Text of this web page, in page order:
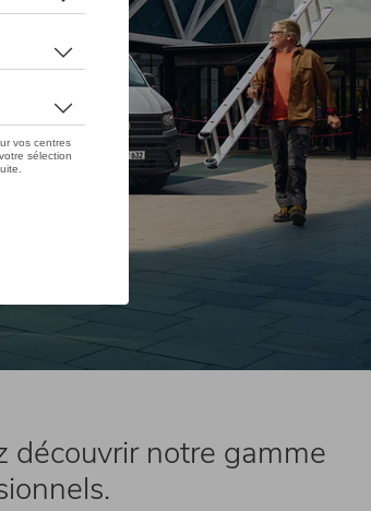
découvrir notre gamme